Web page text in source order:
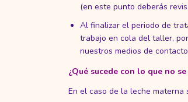
(en este punto deberás
Al finalizar el periodo de
trabajo en cola del taller,
nuestros medios de
¿Qué sucede con lo que no
En el caso de la leche materna